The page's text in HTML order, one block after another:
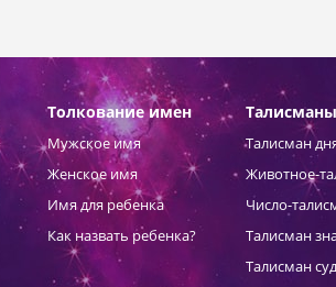
Толкование имен
Мужское имя
Женское имя
Имя для ребенка
Как назвать ребенка?
Талисманы
Талисман
Животное-
Число-
Талисман
Талисман